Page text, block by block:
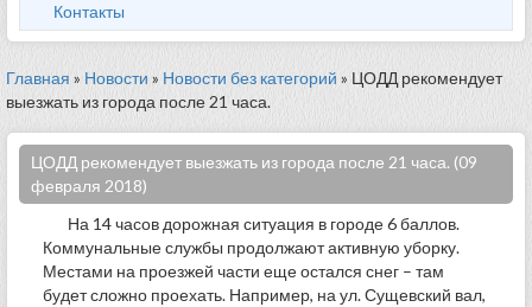
Контакты
Главная » Новости » Новости без категорий » ЦОДД рекомендует
выезжать из города после 21 часа.
ЦОДД рекомендует выезжать из города после 21 часа. (09
февраля 2018)
На 14 часов дорожная ситуация в городе 6 баллов.
Коммунальные службы продолжают активную уборку.
Местами на проезжей части еще остался снег – там
будет сложно проехать. Например, на ул. Сущевский вал,